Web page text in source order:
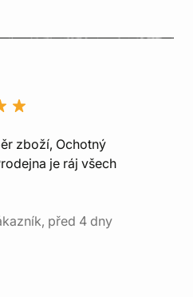
zboží, Ochotný
je ráj všech
před 4 dny